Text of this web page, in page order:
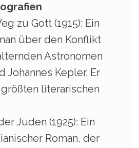
zu Gott (1915): Ein
über den Konflikt
Astronomen
Johannes Kepler. Er
literarischen
Juden (1925): Ein
Roman, der